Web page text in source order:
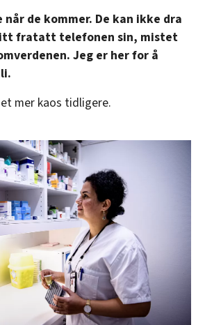
de kommer. De kan ikke dra
fratatt telefonen sin, mistet
Jeg er her for å
mer kaos tidligere.